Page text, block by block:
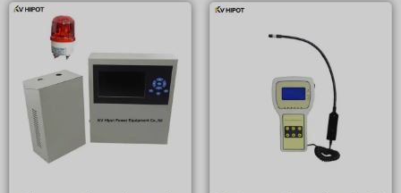
Svenska
O‘zbekcha
Bahasa Indonesia